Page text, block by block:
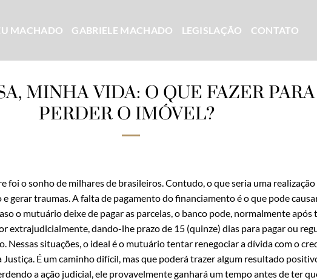
MACHADO GABRIELE MACHADO LEGISLAÇÃO CONTATO
MINHA VIDA: O QUE FAZER
PERDER O IMÓVEL?
foi o sonho de milhares de brasileiros. Contudo, o que seria uma
gerar traumas. A falta de pagamento do financiamento é o que pode
o mutuário deixe de pagar as parcelas, o banco pode, normalmente após
extrajudicialmente, dando-lhe prazo de 15 (quinze) dias para pagar ou
Nessas situações, o ideal é o mutuário tentar renegociar a dívida com o
É um caminho difícil, mas que poderá trazer algum resultado
a ação judicial, ele provavelmente ganhará um tempo antes de ter